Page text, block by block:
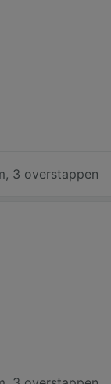
, 3 overstappen